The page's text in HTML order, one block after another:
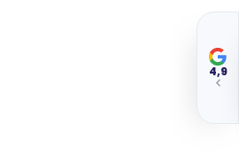
4,9